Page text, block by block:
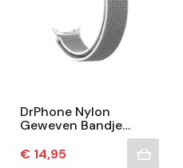
DrPhone Nylon
Geweven Bandje
Google Pixel Watch
Prijs
€ 14,95